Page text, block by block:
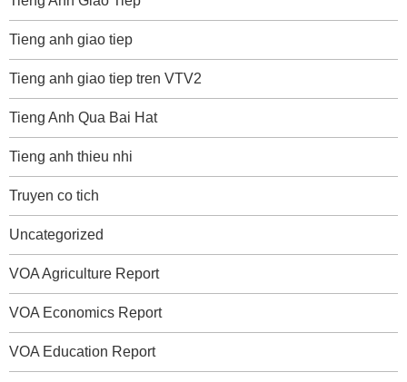
Tieng anh giao tiep
Tieng anh giao tiep tren VTV2
Tieng Anh Qua Bai Hat
Tieng anh thieu nhi
Truyen co tich
Uncategorized
VOA Agriculture Report
VOA Economics Report
VOA Education Report